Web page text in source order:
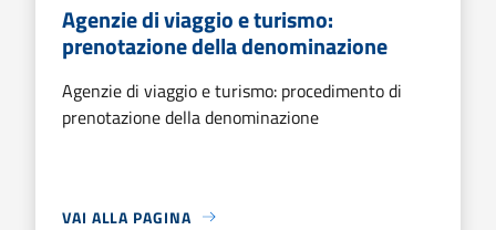
Agenzie di viaggio e turismo:
prenotazione della denominazione
Agenzie di viaggio e turismo: procedimento di
prenotazione della denominazione
VAI ALLA PAGINA